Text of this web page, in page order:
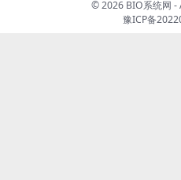
© 2026 BIO系统网 -
豫ICP备